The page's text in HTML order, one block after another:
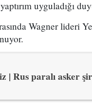
uyguladığı
Wagner
| Rus paralı asker